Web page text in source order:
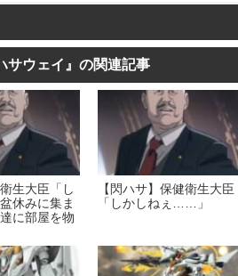
サウェイ』の関連記事
生大臣「し
休みに集ま
に部屋を物
」
【閃ハサ】保健衛生大臣
「しかしねぇ……」